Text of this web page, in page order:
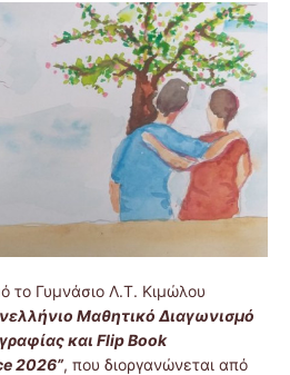
το Γυμνάσιο Λ.Τ. Κιμώλου
Μαθητικό Διαγωνισμό
και Flip Book
2026”, που διοργανώνεται από